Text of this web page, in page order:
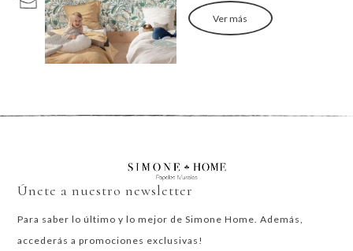
Ver más
Únete a nuestro newsletter
Para saber lo último y lo mejor de Simone Home. Además,
accederás a promociones exclusivas!